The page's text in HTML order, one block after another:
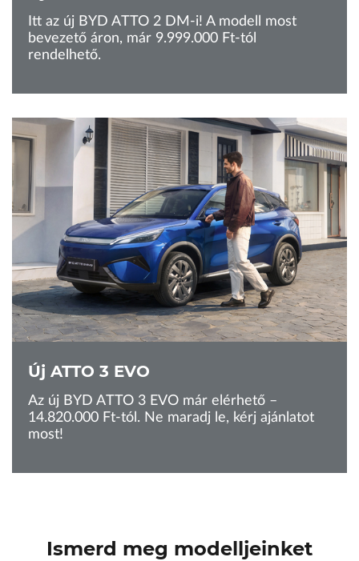
Itt az új BYD ATTO 2 DM-i! A modell most
bevezető áron, már 9.999.000 Ft-tól
rendelhető.
Új ATTO 3 EVO
Az új BYD ATTO 3 EVO már elérhető –
14.820.000 Ft-tól. Ne maradj le, kérj ajánlatot
most!
Ismerd meg modelljeinket